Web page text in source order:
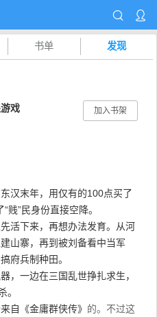
书单 发现
加入书架
戏
汉末年，用仅有的100点买了
贱”民身份直接空降。
活下来，再想办法发育。从河
山寨，再到被刘备看中当军
府兵制种田。
，一边在三国乱世挣扎求生，
。
自 《金庸群侠传》 的。不过这